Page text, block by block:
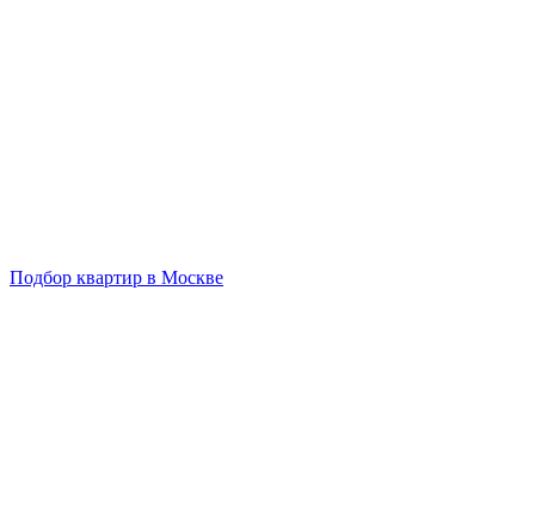
Подбор квартир в Москве